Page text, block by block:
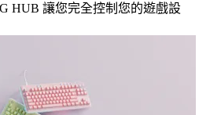
HUB 讓您完全控制您的遊戲設